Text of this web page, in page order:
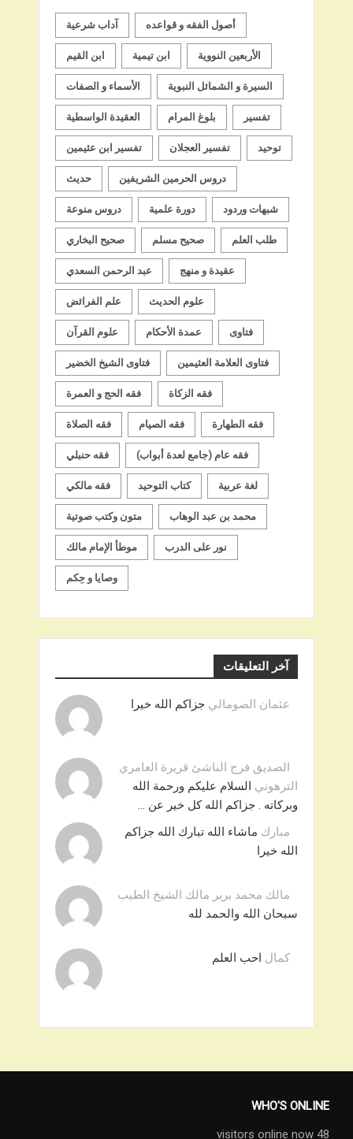
آداب شرعية أصول الفقه و قواعده
ابن القيم ابن تيمية الأربعين النووية
الأسماء و الصفات السيرة و الشمائل النبوية
العقيدة الواسطية بلوغ المرام تفسير
تفسير ابن عثيمين تفسير العجلان توحيد
حديث دروس الحرمين الشريفين
دروس منوعة دورة علمية شبهات وردود
صحيح البخاري صحيح مسلم طلب العلم
عبد الرحمن السعدي عقيدة و منهج
علم الفرائض علوم الحديث
علوم القرآن عمدة الأحكام فتاوى
فتاوى الشيخ الخضير فتاوى العلامة العثيمين
فقه الحج و العمرة فقه الزكاة
فقه الصلاة فقه الصيام فقه الطهارة
فقه حنبلي فقه عام (جامع لعدة أبواب)
فقه مالكي كتاب التوحيد لغة عربية
متون وكتب صوتية محمد بن عبد الوهاب
موطأ الإمام مالك نور على الدرب
وصايا و حِكم
آخر التعليقات
عثمان الصومالي جزاكم الله خيرا
الصديق فرج الناشئ قريرة العامري
الترهوني السلام عليكم ورحمة الله
وبركاته . جزاكم الله كل خير عن …
مبارك ماشاء الله تبارك الله جزاكم
الله خيرا
مالك محمد برير مالك الشيخ الطيب
سبحان الله والحمد لله
كمال احب العلم
WHO'S ONLINE
48 visitors online now